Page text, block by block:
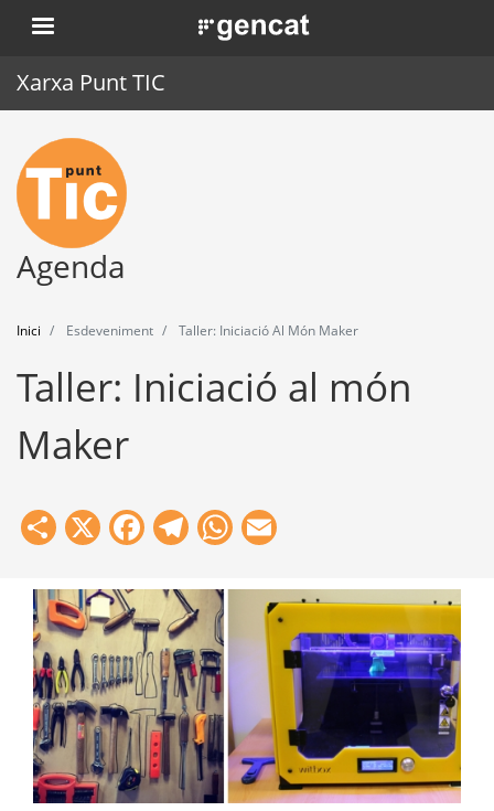
Vés
al
. Obre en una nova finestra.
Xarxa Punt TIC
Inici
Punt TIC
Actualitat
Eines
Agenda
Inici Esdeveniment Taller: Iniciació Al Món Maker
Taller: Iniciació al món
Maker
Share
X Facebook
Telegram
WhatsApp